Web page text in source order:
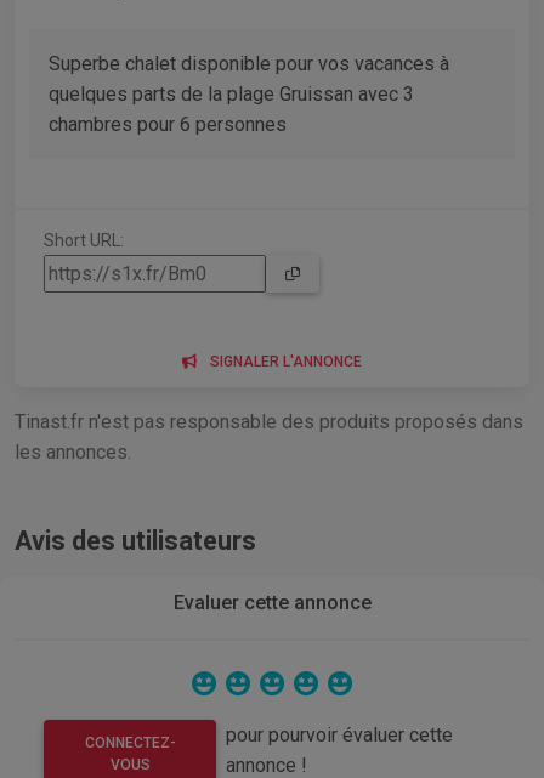
Superbe chalet disponible pour vos vacances à
quelques parts de la plage Gruissan avec 3
chambres pour 6 personnes
Short URL:
SIGNALER L'ANNONCE
Tinast.fr n'est pas responsable des produits proposés dans
les annonces.
Avis des utilisateurs
Evaluer cette annonce
CONNECTEZ-
VOUS
pour pourvoir évaluer cette
annonce !